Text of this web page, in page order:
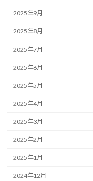
2025年9月
2025年8月
2025年7月
2025年6月
2025年5月
2025年4月
2025年3月
2025年2月
2025年1月
2024年12月